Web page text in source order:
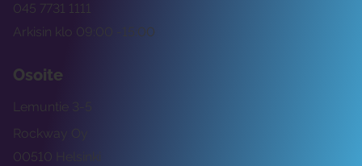
Arkisin klo 09:00 -15:00
045 7731 1111
Osoite
Rockway Oy
Lemuntie 3-5
00510 Helsinki